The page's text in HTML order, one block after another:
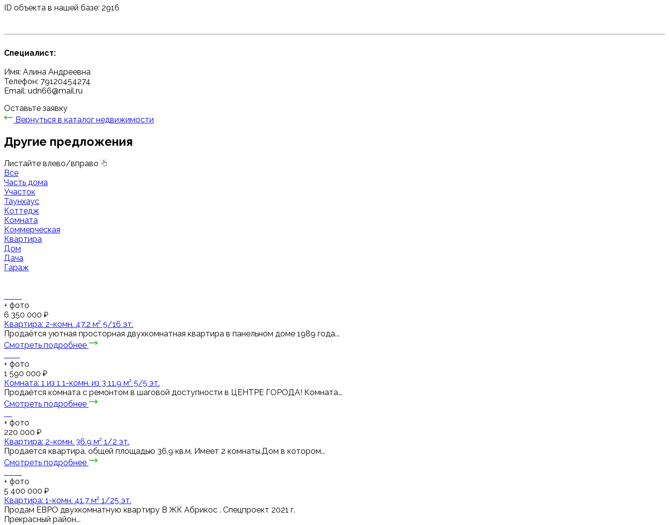
ID объекта в нашей базе: 2916
Специалист:
Имя: Алина Андреевна
Телефон: 79120454274
Email: udn66@mail.ru
Оставьте заявку
Вернуться в каталог недвижимости
Другие предложения
Листайте влево/вправо
Все
Часть дома
Участок
Таунхаус
Коттедж
Комната
Коммерческая
Квартира
Дом
Дача
Гараж
+ фото
6 350 000 ₽
Квартира: 2-комн. 47.2 м² 5/16 эт.
Продаётся уютная просторная двухкомнатная квартира в панельном доме 1989 года...
Смотреть подробнее
+ фото
1 590 000 ₽
Комната: 1 из 1 1-комн. из 3 11.9 м² 5/5 эт.
Продаётся комната с ремонтом в шаговой доступности в ЦЕНТРЕ ГОРОДА! Комната...
Смотреть подробнее
+ фото
220 000 ₽
Квартира: 2-комн. 36.9 м² 1/2 эт.
Продается квартира, общей площадью 36,9 кв.м. Имеет 2 комнаты.Дом в котором...
Смотреть подробнее
+ фото
5 400 000 ₽
Квартира: 1-комн. 41.7 м² 1/25 эт.
Пpодaм ЕВРО двухкомнaтную квapтиру В ЖК Абрикос . Спецпроект 2021 г.
Прекрасный район...